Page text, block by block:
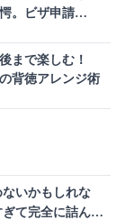
。ビザ申請
まで楽しむ！
背徳アレンジ術
いかもしれな
て完全に詰ん